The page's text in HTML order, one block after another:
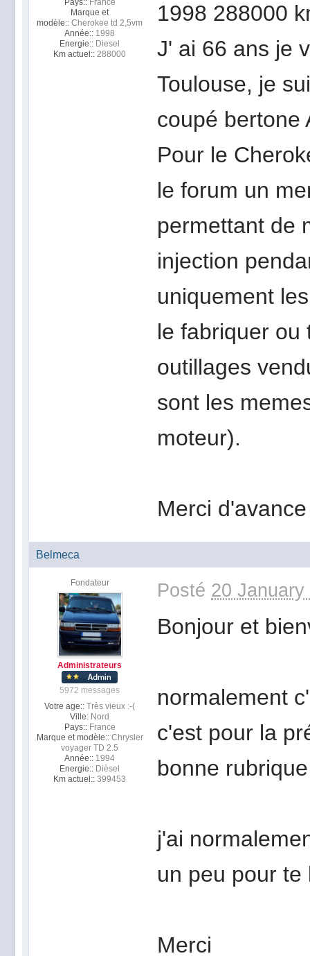
Pays:: France
Marque et
modèle:: Cherokee td 2,5vm
Année:: 1998
Energie:: Diesel
Km actuel:: 288000
1998 288000
J' ai 66 ans je
Toulouse, je
coupé bertone
Pour le
le forum un
permettant de
injection
uniquement
le fabriquer ou
outillages
sont les
moteur).
Merci
Belmeca
Fondateur
Administrateurs
5972 messages
Votre age:: Très vieux :-(
Ville: Nord
Pays:: France
Marque et modèle:: Chrysler
voyager TD 2.5
Année:: 1994
Energie:: Dièsel
Km actuel:: 399453
Posté 20
Bonjour et
normalement
c'est pour la
bonne
j'ai
un peu pour
Merci